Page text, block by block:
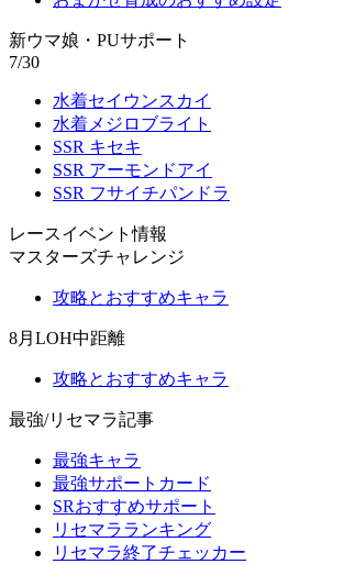
新ウマ娘・PUサポート
7/30
水着セイウンスカイ
水着メジロブライト
SSR キセキ
SSR アーモンドアイ
SSR フサイチパンドラ
レースイベント情報
マスターズチャレンジ
攻略とおすすめキャラ
8月LOH中距離
攻略とおすすめキャラ
最強/リセマラ記事
最強キャラ
最強サポートカード
SRおすすめサポート
リセマラランキング
リセマラ終了チェッカー